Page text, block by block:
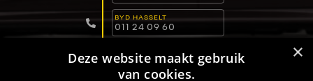
BYD HASSELT
011 24 09 60
011 15 04 00 ×
Deze website maakt gebruik
van cookies.